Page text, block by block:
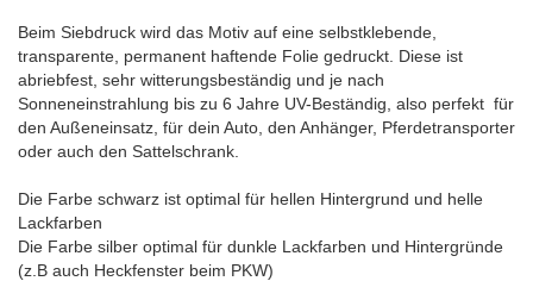
Beim Siebdruck wird das Motiv auf eine selbstklebende,
transparente, permanent haftende Folie gedruckt. Diese ist
abriebfest, sehr witterungsbeständig und je nach
Sonneneinstrahlung bis zu 6 Jahre UV-Beständig, also perfekt für
den Außeneinsatz, für dein Auto, den Anhänger, Pferdetransporter
oder auch den Sattelschrank.
Die Farbe schwarz ist optimal für hellen Hintergrund und helle
Lackfarben
Die Farbe silber optimal für dunkle Lackfarben und Hintergründe
(z.B auch Heckfenster beim PKW)